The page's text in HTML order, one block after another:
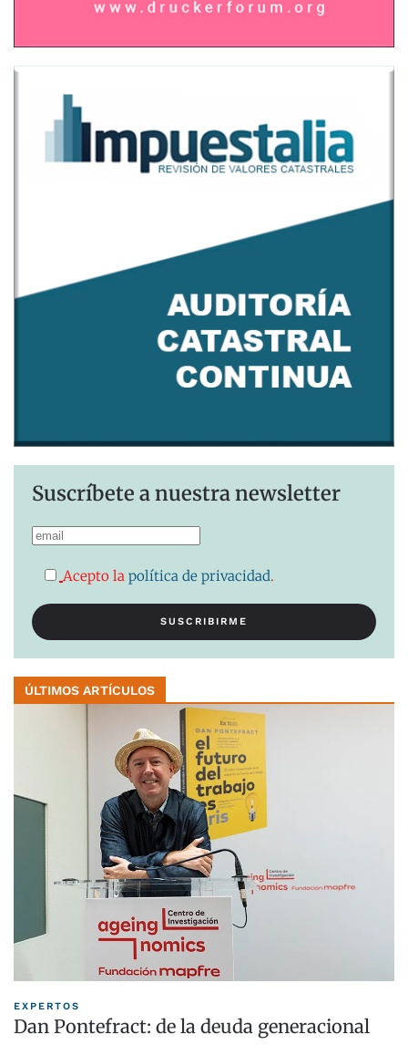
Suscríbete a nuestra newsletter
Acepto la política de privacidad.
ÚLTIMOS ARTÍCULOS
EXPERTOS
Dan Pontefract: de la deuda generacional